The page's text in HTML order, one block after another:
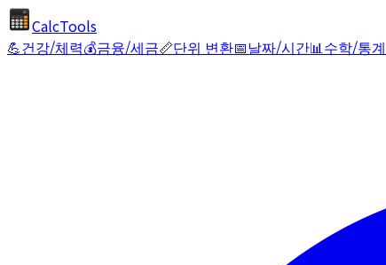
CalcTools
💪건강/체력💰금융/세금📏단위 변환📅날짜/시간📊수학/통계